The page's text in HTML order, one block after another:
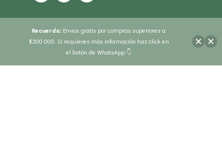
Recuerda: Envios gratis por compras superiores a
$200.000. Si requieres más información haz click en
el botón de WhatsApp 👇